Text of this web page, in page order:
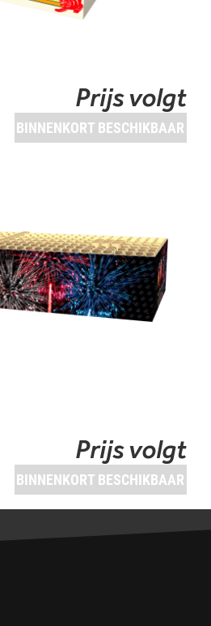
Prijs volgt
BINNENKORT BESCHIKBAAR
Prijs volgt
BINNENKORT BESCHIKBAAR